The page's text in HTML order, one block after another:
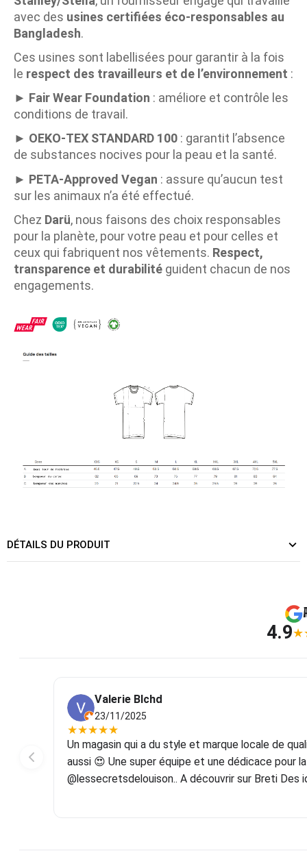
avec des usines certifiées éco-responsables au
Bangladesh.
Ces usines sont labellisées pour garantir à la fois
le respect des travailleurs et de l’environnement :
► Fair Wear Foundation : améliore et contrôle les
conditions de travail.
► OEKO-TEX STANDARD 100 : garantit l’absence
de substances nocives pour la peau et la santé.
► PETA-Approved Vegan : assure qu’aucun test
sur les animaux n’a été effectué.
Chez Darü, nous faisons des choix responsables
pour la planète, pour votre peau et pour celles et
ceux qui fabriquent nos vêtements. Respect,
transparence et durabilité guident chacun de nos
engagements.
DÉTAILS DU PRODUIT
4.9★
plus!
Valerie Blchd
23/11/2025
★★★★★
Un magasin qui a du style et marque locale de
aussi 😍 Une super équipe et une dédicace pour
@lessecretsdelouison.. A découvrir sur Breti